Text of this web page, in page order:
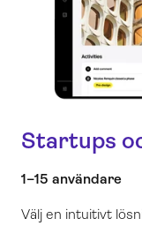
Startups
1–15 användare
Välj en intuitivt